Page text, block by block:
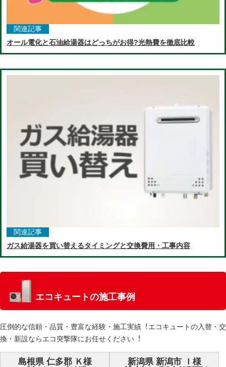
関連記事
オール電化と石油給湯器はどっちがお得?光熱費を徹底比較
関連記事
ガス給湯器を買い替えるタイミングと交換費用・工事内容
エコキュートの施工事例
圧倒的な信頼・品質・豊富な経験・施⼯実績︕エコキュートの⼊替・交
換・新設ならエコ突撃隊にお任せください︕
島根県 仁多郡 Ｋ様
新潟県 新潟市 Ｉ様